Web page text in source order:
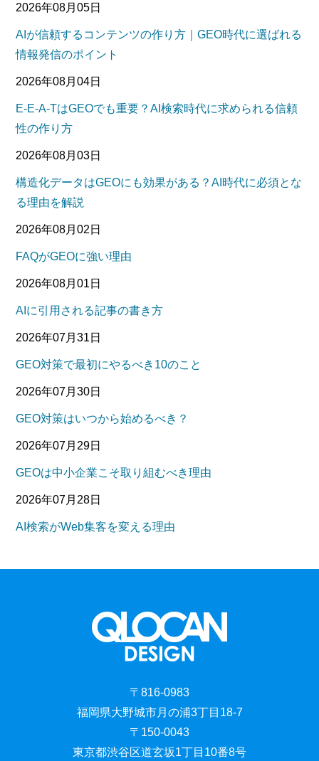
2026年08月05日
AIが信頼するコンテンツの作り方｜GEO時代に選ばれる
情報発信のポイント
2026年08月04日
E-E-A-TはGEOでも重要？AI検索時代に求められる信頼
性の作り方
2026年08月03日
構造化データはGEOにも効果がある？AI時代に必須とな
る理由を解説
2026年08月02日
FAQがGEOに強い理由
2026年08月01日
AIに引用される記事の書き方
2026年07月31日
GEO対策で最初にやるべき10のこと
2026年07月30日
GEO対策はいつから始めるべき？
2026年07月29日
GEOは中小企業こそ取り組むべき理由
2026年07月28日
AI検索がWeb集客を変える理由
〒816-0983
福岡県大野城市月の浦3丁目18-7
〒150-0043
東京都渋谷区道玄坂1丁目10番8号